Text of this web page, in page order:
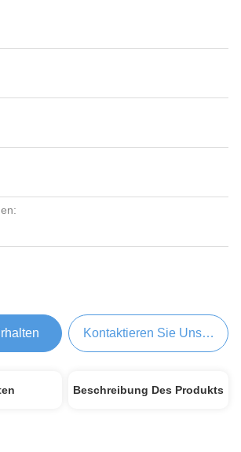
Kontaktieren Sie Uns Jetzt
Beschreibung Des Produkts